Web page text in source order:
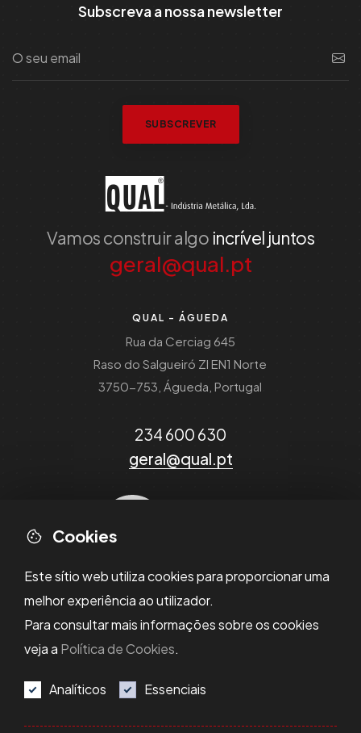
Cookies
Este sítio web utiliza cookies para proporcionar uma
melhor experiência ao utilizador.
Para consultar mais informações sobre os cookies
veja a Política de Cookies.
Analíticos Essenciais
Subscreva a nossa newsletter
SUBSCREVER
Vamos construir algo incrível juntos
geral@qual.pt
QUAL - ÁGUEDA
Rua da Cerciag 645
Raso do Salgueiró ZI EN1 Norte
3750-753, Águeda, Portugal
234 600 630
geral@qual.pt
Política de Privacidade
Política de Cookies